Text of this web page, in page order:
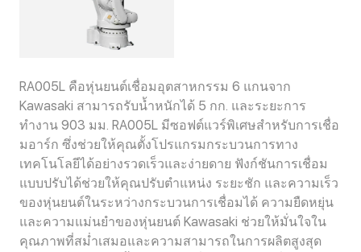
RA005L คือหุ่นยนต์เชื่อมอุตสาหกรรม 6 แกนจาก
Kawasaki สามารถรับน้ำหนักได้ 5 กก. และระยะการ
ทำงาน 903 มม. RA005L มีซอฟต์แวร์พิเศษสำหรับการเชื่อ
มอาร์ก ซึ่งช่วยให้คุณตั้งโปรแกรมกระบวนการทาง
เทคโนโลยีได้อย่างรวดเร็วและง่ายดาย ฟังก์ชันการเชื่อม
แบบปรับได้ช่วยให้คุณปรับตำแหน่ง ระยะชัก และความเร็ว
ของหุ่นยนต์ในระหว่างกระบวนการเชื่อมได้ ความยืดหยุ่น
และความแม่นยำของหุ่นยนต์ Kawasaki ช่วยให้มั่นใจใน
คุณภาพที่สม่ำเสมอและความสามารถในการผลิตสูงสุด